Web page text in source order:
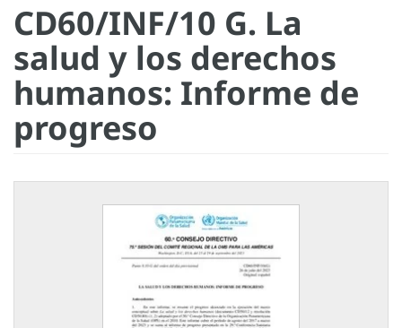
CD60/INF/10 G. La
salud y los derechos
humanos: Informe de
progreso